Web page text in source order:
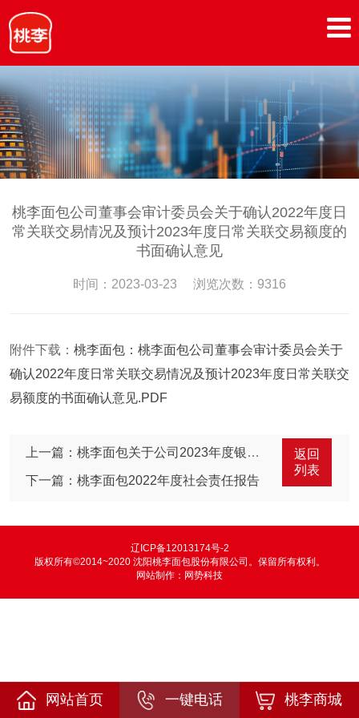
桃李面包公司董事会审计委员会关于确认2022年度日
常关联交易情况及预计2023年度日常关联交易额度的
书面确认意见
时间：2023-03-23 浏览次数：9316
附件下载： 桃李面包：桃李面包公司董事会审计委员会关于
确认2022年度日常关联交易情况及预计2023年度日常关联交
易额度的书面确认意见.PDF
上一篇：桃李面包关于公司2023年度银行综合授信额度的公告
下一篇：桃李面包2022年度社会责任报告
返回
列表
辽ICP备12013174号-2
版权所有©2014~2020 沈阳桃李面包股份有限公司。保留所有权利。
网站制作： 网势科技
网站首页 一键电话 桃李商城